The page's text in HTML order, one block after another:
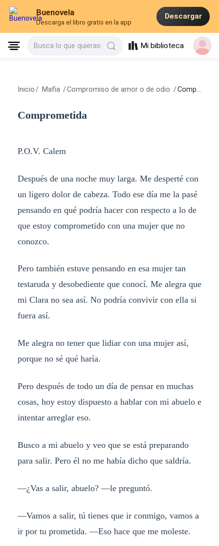
Buenovela
Descarga el libro gratis en la app
Descargar
Busca lo que quieras Mi biblioteca
Inicio / Mafia /Compromiso de amor o de odio /Comprometida
Comprometida
P.O.V. Calem
Después de una noche muy larga. Me desperté con
un ligero dolor de cabeza. Todo ese día me la pasé
pensando en qué podría hacer con respecto a lo de
que estoy comprometido con una mujer que no
conozco.
Pero también estuve pensando en esa mujer tan
testaruda y desobediente que conocí. Me alegra que
mi Clara no sea así. No podría convivir con ella si
fuera así.
Me alegra no tener que lidiar con una mujer así,
porque no sé qué haría.
Pero después de todo un día de pensar en muchas
cosas, hoy estoy dispuesto a hablar con mi abuelo e
intentar arreglar eso.
Busco a mi abuelo y veo que se está preparando
para salir. Pero él no me había dicho que saldría.
—¿Vas a salir, abuelo? —le preguntó.
—Vamos a salir, tú tienes que ir conmigo, vamos a
ir por tu prometida. —Eso hace que me moleste.